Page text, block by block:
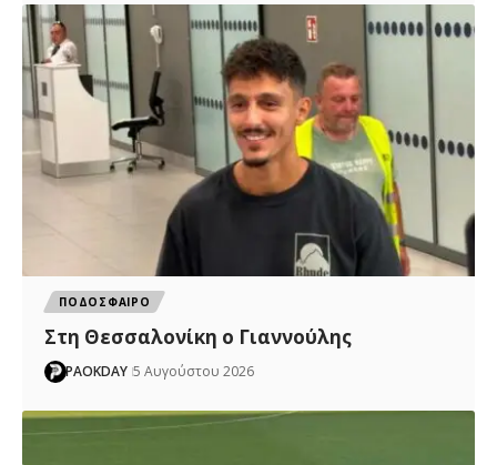
ΠΟΔΟΣΦΑΙΡΟ
Στη Θεσσαλονίκη ο Γιαννούλης
PAOKDAY 5 Αυγούστου 2026